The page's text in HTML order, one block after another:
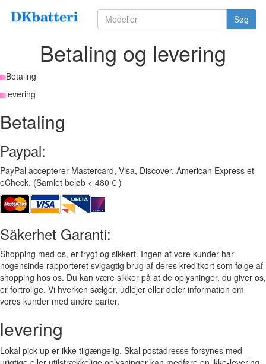
Søg
Betaling og levering
Betaling
levering
Betaling
Paypal:
PayPal accepterer Mastercard, Visa, Discover, American Express et
eCheck. (Samlet beløb < 480 € )
Säkerhet Garanti:
Shopping med os, er trygt og sikkert. Ingen af vore kunder har
nogensinde rapporteret svigagtig brug af deres kreditkort som følge af
shopping hos os. Du kan være sikker på at de oplysninger, du giver os,
er fortrolige. Vi hverken sælger, udlejer eller deler information om
vores kunder med andre parter.
levering
Lokal pick up er ikke tilgængelig. Skal postadresse forsynes med